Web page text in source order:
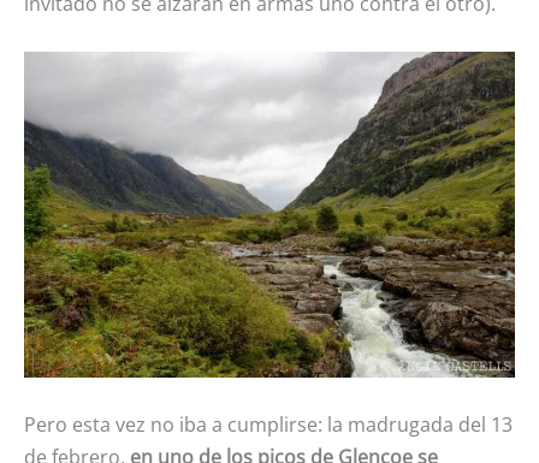
Pero esta vez no iba a cumplirse: la madrugada del 13
de febrero, en uno de los picos de Glencoe se